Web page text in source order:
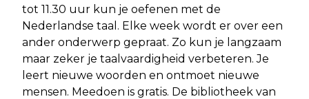
tot 11.30 uur kun je oefenen met de
Nederlandse taal. Elke week wordt er over een
ander onderwerp gepraat. Zo kun je langzaam
maar zeker je taalvaardigheid verbeteren. Je
leert nieuwe woorden en ontmoet nieuwe
mensen. Meedoen is gratis. De bibliotheek van